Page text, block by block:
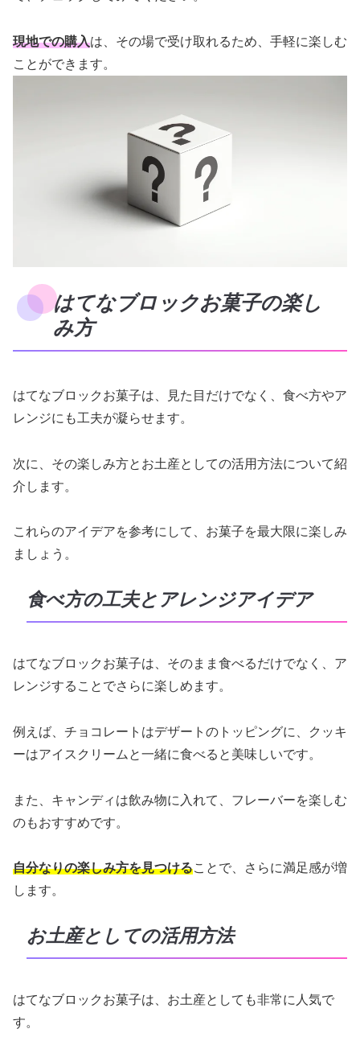
現地での購入は、その場で受け取れるため、手軽に楽しむ
ことができます。
はてなブロックお菓子の楽し
み方
はてなブロックお菓子は、見た目だけでなく、食べ方やア
レンジにも工夫が凝らせます。
次に、その楽しみ方とお土産としての活用方法について紹
介します。
これらのアイデアを参考にして、お菓子を最大限に楽しみ
ましょう。
食べ方の工夫とアレンジアイデア
はてなブロックお菓子は、そのまま食べるだけでなく、ア
レンジすることでさらに楽しめます。
例えば、チョコレートはデザートのトッピングに、クッキ
ーはアイスクリームと一緒に食べると美味しいです。
また、キャンディは飲み物に入れて、フレーバーを楽しむ
のもおすすめです。
自分なりの楽しみ方を見つけることで、さらに満足感が増
します。
お土産としての活用方法
はてなブロックお菓子は、お土産としても非常に人気で
す。